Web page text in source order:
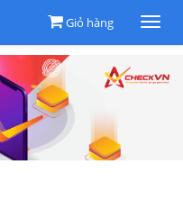
Giỏ hàng